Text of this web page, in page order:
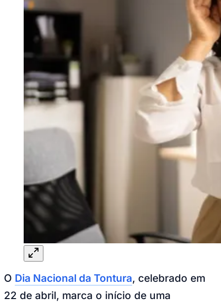
Anuncie no Portal
Guia de Empresas
Divulgar Vagas
Publicidade Legal
Negócios Regionais
Turismo
Segurança Regional
Hospitais Estaduais
Parques & Represas
Cidades da Região
Santana de Parnaíba
Jandira Itapevi
Pirapora
CaieirasFranco da
Francisco Morato
São Roque
Vagas na RegiãoNovo
Hub de Negócios
Guia Comercial
Selo Verificado
Portal Educacional
Agenda de Vestibulares
Vagas de Emprego
Concursos
Panorama Econômico
Panorama Econômico
Para Sua Empresa
O Dia Nacional da Tontura, celebrado em
22 de abril, marca o início de uma